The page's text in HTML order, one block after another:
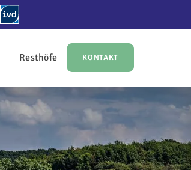
Resthöfe KONTAKT